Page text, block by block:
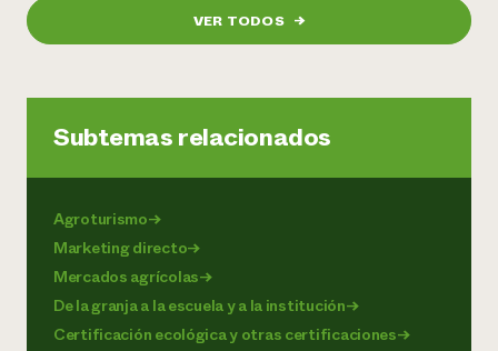
VER TODOS →
Subtemas relacionados
Agroturismo→
Marketing directo→
Mercados agrícolas→
De la granja a la escuela y a la institución→
Certificación ecológica y otras certificaciones→